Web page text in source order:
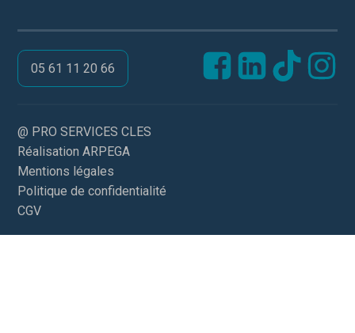
05 61 11 20 66
@ PRO SERVICES CLES
Réalisation ARPEGA
Mentions légales
Politique de confidentialité
CGV